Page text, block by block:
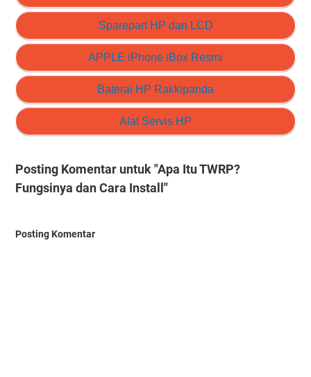
Sparepart HP dan LCD
APPLE iPhone iBox Resmi
Baterai HP Rakkipanda
Alat Servis HP
Posting Komentar untuk "Apa Itu TWRP?
Fungsinya dan Cara Install"
Posting Komentar